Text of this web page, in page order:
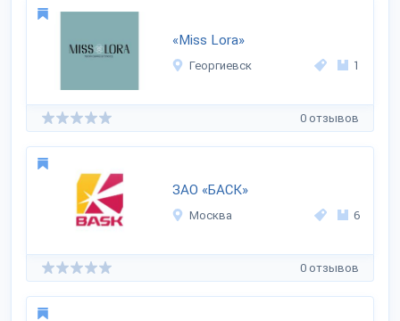
«Miss Lora»
Георгиевск 1
0 отзывов
ЗАО «БАСК»
Москва 6
0 отзывов